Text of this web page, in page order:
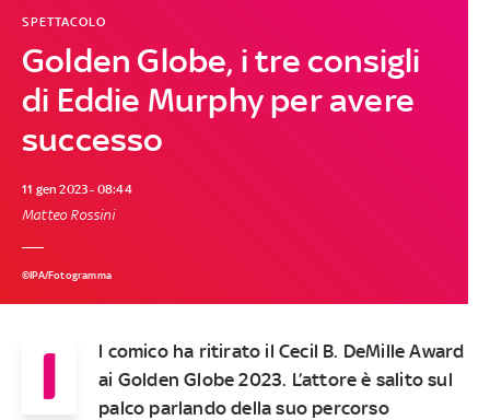
Golden Globe, i tre consigli
di Eddie Murphy per avere
successo
SPETTACOLO
11 gen 2023 - 08:44
Matteo Rossini
©IPA/Fotogramma
I
l comico ha ritirato il Cecil B. DeMille Award
ai Golden Globe 2023. L’attore è salito sul
palco parlando della suo percorso